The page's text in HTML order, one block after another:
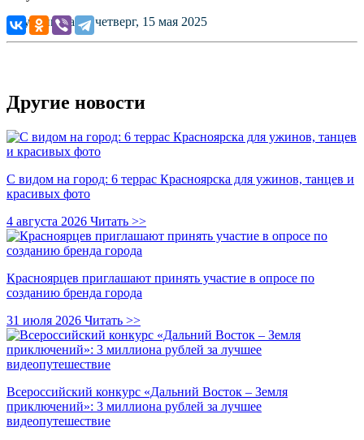
Опубликовано: четверг, 15 мая 2025
Другие новости
С видом на город: 6 террас Красноярска для ужинов, танцев и
красивых фото
4 августа 2026 Читать >>
Красноярцев приглашают принять участие в опросе по
созданию бренда города
31 июля 2026 Читать >>
Всероссийский конкурс «Дальний Восток – Земля
приключений»: 3 миллиона рублей за лучшее
видеопутешествие